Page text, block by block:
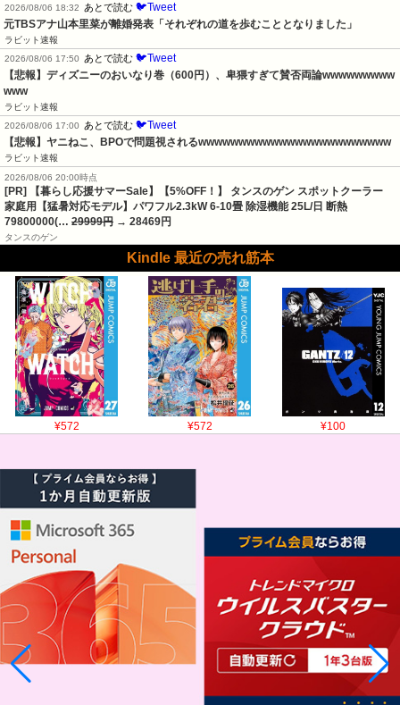
2026/08/06 18:32 あとで読む 🐦Tweet
元TBSアナ山本里菜が離婚発表「それぞれの道を歩むこととなりました」
ラビット速報
2026/08/06 17:50 あとで読む 🐦Tweet
【悲報】ディズニーのおいなり巻（600円）、卑猥すぎて賛否両論wwwwwwwww
www
ラビット速報
2026/08/06 17:00 あとで読む 🐦Tweet
【悲報】ヤニねこ、BPOで問題視されるwwwwwwwwwwwwwwwwwwwwwwww
ラビット速報
2026/08/06 20:00時点
[PR] 【暮らし応援サマーSale】【5%OFF！】 タンスのゲン スポットクーラー
家庭用【猛暑対応モデル】パワフル2.3kW 6-10畳 除湿機能 25L/日 断熱
79800000(… 29999円 → 28469円
タンスのゲン
Kindle 最近の売れ筋本
¥572 ¥572 ¥100